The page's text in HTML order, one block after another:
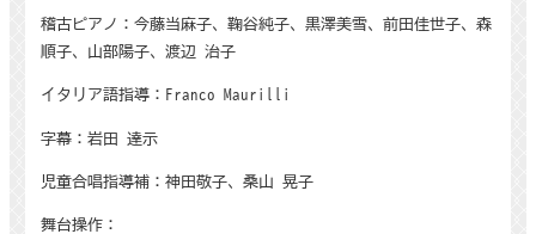
稽古ピアノ：今藤当麻子、鞠谷純子、黒澤美雪、前田佳世子、森
順子、山部陽子、渡辺 治子
イタリア語指導： Franco Maurilli
字幕：岩田 達示
児童合唱指導補：神田敬子、桑山 晃子
舞台操作：